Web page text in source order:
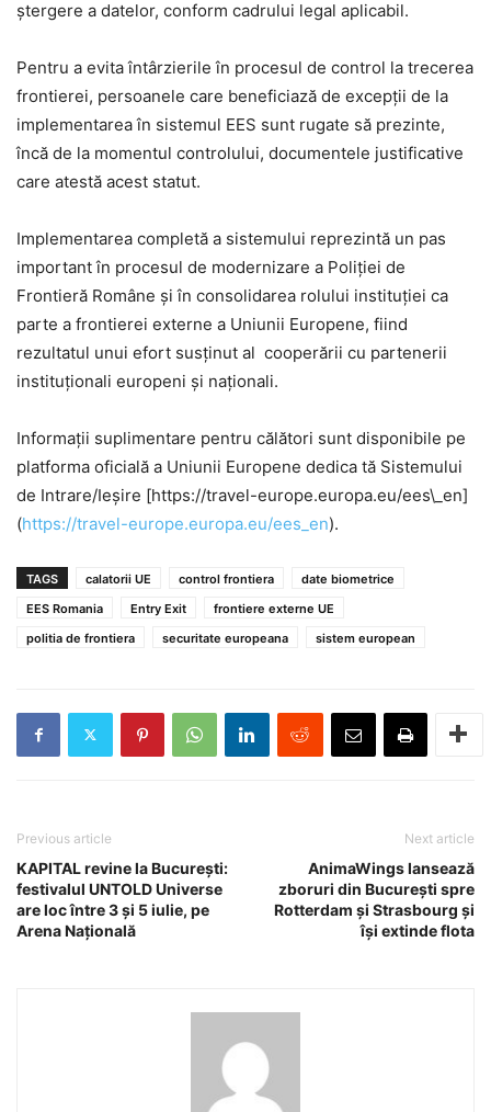
ștergere a datelor, conform cadrului legal aplicabil.
Pentru a evita întârzierile în procesul de control la trecerea
frontierei, persoanele care beneficiază de excepții de la
implementarea în sistemul EES sunt rugate să prezinte,
încă de la momentul controlului, documentele justificative
care atestă acest statut.
Implementarea completă a sistemului reprezintă un pas
important în procesul de modernizare a Poliției de
Frontieră Române și în consolidarea rolului instituției ca
parte a frontierei externe a Uniunii Europene, fiind
rezultatul unui efort susținut al cooperării cu partenerii
instituționali europeni și naționali.
Informații suplimentare pentru călători sunt disponibile pe
platforma oficială a Uniunii Europene dedica tă Sistemului
de Intrare/Ieșire [https://travel-europe.europa.eu/ees\_en]
(https://travel-europe.europa.eu/ees_en).
TAGS calatorii UE control frontiera
date biometrice
EES Romania
Entry Exit
frontiere externe UE
politia de frontiera
securitate europeana sistem european
Previous article
KAPITAL revine la București:
festivalul UNTOLD Universe
are loc între 3 și 5 iulie, pe
Arena Națională
Next article
AnimaWings lansează
zboruri din București spre
Rotterdam și Strasbourg și
își extinde flota